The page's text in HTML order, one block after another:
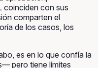
coinciden con sus
comparten el
de los casos, los
es en lo que confía la
pero tiene límites